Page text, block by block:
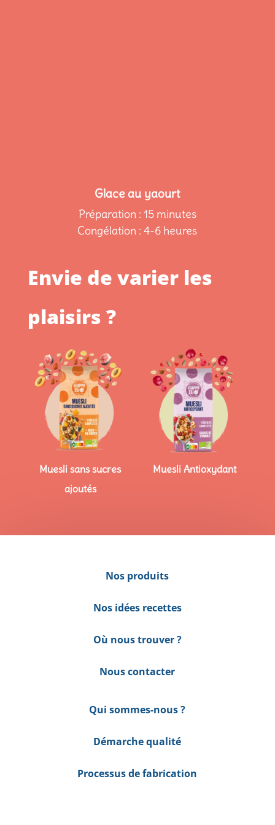
Glace au yaourt
Préparation : 15 minutes
Congélation : 4-6 heures
Envie de varier les
plaisirs ?
Muesli sans sucres
ajoutés
Muesli Antioxydant
Nos produits
Nos idées recettes
Où nous trouver ?
Nous contacter
Qui sommes-nous ?
Démarche qualité
Processus de fabrication